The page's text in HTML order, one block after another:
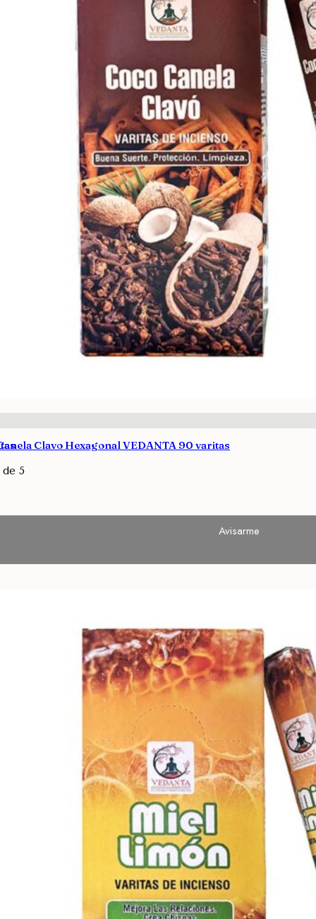
Clavo Hexagonal VEDANTA 90 varitas
5
Avisarme